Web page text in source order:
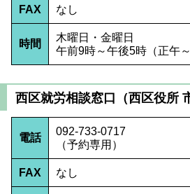
FAX なし
時間
木曜日・金曜日
午前9時～午後5時（正午
西区就労相談窓口（西区役所
電話
092-733-0717
（予約専用）
FAX なし